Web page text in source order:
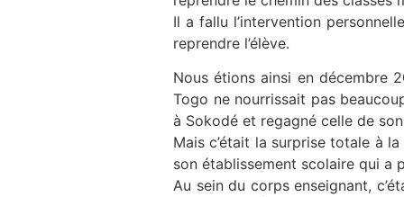
Il a fallu l’intervention
reprendre l’élève.
Nous étions ainsi en décembre
Togo ne nourrissait pas
à Sokodé et regagné celle de
Mais c’était la surprise totale à
son établissement scolaire qui a
Au sein du corps enseignant,